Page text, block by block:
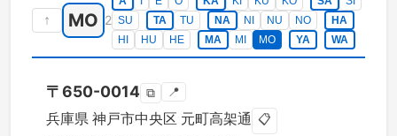
↑ MO 2 SU
TA TU NA NI NU NO
HA
HI
HU HE MA MI MO YA WA
〒650-0014 ⧉ 📍
兵庫県 神戸市中央区 元町高架通 📋